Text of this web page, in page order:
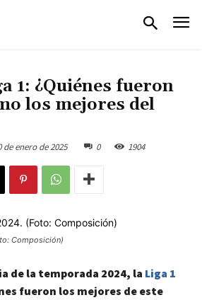
1: ¿Quiénes fueron
los mejores del
de enero de 2025 0 1904
Composición)
de la temporada 2024, la Liga 1
fueron los mejores de este